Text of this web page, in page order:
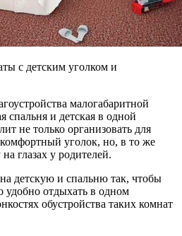
с детским уголком и
малогабаритной
спальня и детская в одной
не только организовать для
уголок, но, в то же
глазах у родителей.
детскую и спальню так, чтобы
отдыхать в одном
обустройства таких комнат